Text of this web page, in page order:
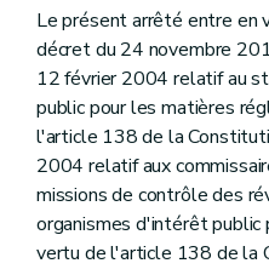
Le présent arrêté entre en
décret du 24 novembre
12 février 2004 relatif au
public pour les matières
l'article 138 de la
2004 relatif aux
missions de contrôle des
organismes d'intérêt
vertu de l'article 138 de la